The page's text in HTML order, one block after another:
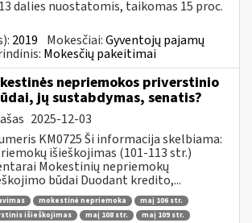
dalies nuostatomis, taikomas 15 proc.
2019 Mokesčiai:Gyventojų pajamų
Mokesčių pakeitimai
nepriemokos priverstinio
jų sustabdymas, senatis?
2025-12-03
KM0725 Ši informacija skelbiama:
išieškojimas (101-113 str.)
Mokestinių nepriemokų
būdai Duodant kredito,...
mokestinė nepriemoka
maį 106 str.
išieškojimas maį 108 str.
maį 109 str.